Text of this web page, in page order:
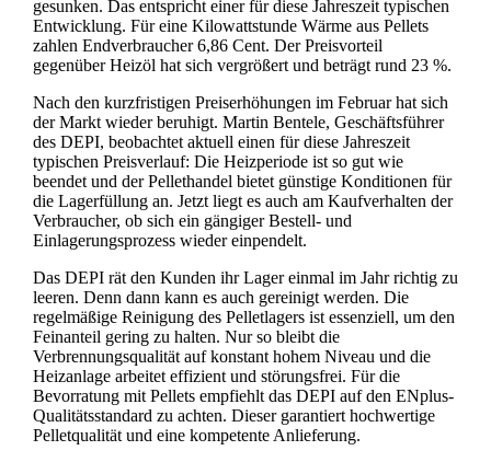
gesunken. Das entspricht einer für diese Jahreszeit typischen
Entwicklung. Für eine Kilowattstunde Wärme aus Pellets
zahlen Endverbraucher 6,86 Cent. Der Preisvorteil
gegenüber Heizöl hat sich vergrößert und beträgt rund 23 %.
Nach den kurzfristigen Preiserhöhungen im Februar hat sich
der Markt wieder beruhigt. Martin Bentele, Geschäftsführer
des DEPI, beobachtet aktuell einen für diese Jahreszeit
typischen Preisverlauf: Die Heizperiode ist so gut wie
beendet und der Pellethandel bietet günstige Konditionen für
die Lagerfüllung an. Jetzt liegt es auch am Kaufverhalten der
Verbraucher, ob sich ein gängiger Bestell- und
Einlagerungsprozess wieder einpendelt.
Das DEPI rät den Kunden ihr Lager einmal im Jahr richtig zu
leeren. Denn dann kann es auch gereinigt werden. Die
regelmäßige Reinigung des Pelletlagers ist essenziell, um den
Feinanteil gering zu halten. Nur so bleibt die
Verbrennungsqualität auf konstant hohem Niveau und die
Heizanlage arbeitet effizient und störungsfrei. Für die
Bevorratung mit Pellets empfiehlt das DEPI auf den ENplus-
Qualitätsstandard zu achten. Dieser garantiert hochwertige
Pelletqualität und eine kompetente Anlieferung.